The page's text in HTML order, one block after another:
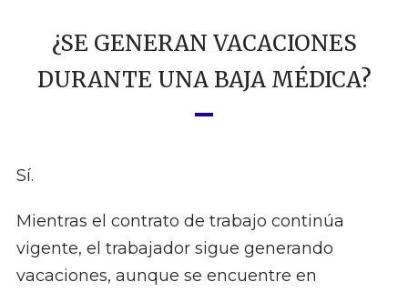
¿SE GENERAN VACACIONES
DURANTE UNA BAJA MÉDICA?
Sí.
Mientras el contrato de trabajo continúa
vigente, el trabajador sigue generando
vacaciones, aunque se encuentre en